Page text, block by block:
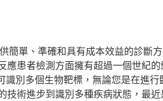
簡單、準確和具有成本效益的診斷
應患者檢測方面擁有超過一個世紀的
別多個生物靶標，無論您是在進
技術進步到識別多種疾病狀態，最